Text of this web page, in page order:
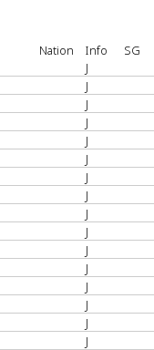
Nation Info SG
J
J
J
J
J
J
J
J
J
J
J
J
J
J
J
J